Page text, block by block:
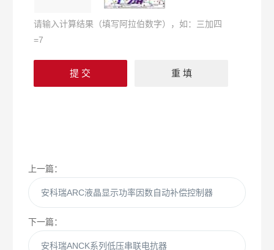
请输入计算结果（填写阿拉伯数字），如：三加四
=7
上一篇：
安科瑞ARC液晶显示功率因数自动补偿控制器
下一篇：
安科瑞ANCK系列低压串联电抗器